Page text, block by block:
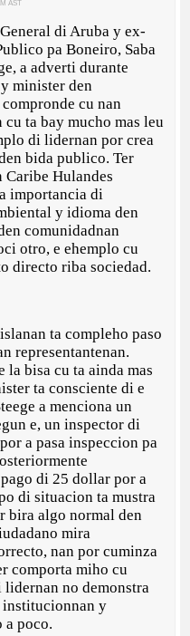
AST
di Aruba y ex-
pa Boneiro, Saba
a adverti durante
minister den
cu nan
ta bay mucho mas leu
di lidernan por crea
bida publico. Ter
Caribe Hulandes
importancia di
y idioma den
comunidadnan
otro, e ehemplo cu
directo riba sociedad.
ta compleho paso
representantenan.
la bisa cu ta ainda mas
ta consciente di e
a menciona un
e, un inspector di
a pasa inspeccion pa
di 25 dollar por a
di situacion ta mustra
bira algo normal den
mira
nan por cuminza
comporta miho cu
lidernan no demonstra
institucionnan y
a poco.